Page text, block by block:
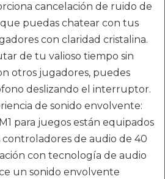
cancelación de ruido de
puedas chatear con tus
con claridad cristalina.
de tu valioso tiempo sin
otros jugadores, puedes
deslizando el interruptor.
de sonido envolvente:
para juegos están equipados
de audio de 40
con tecnología de audio
un sonido envolvente